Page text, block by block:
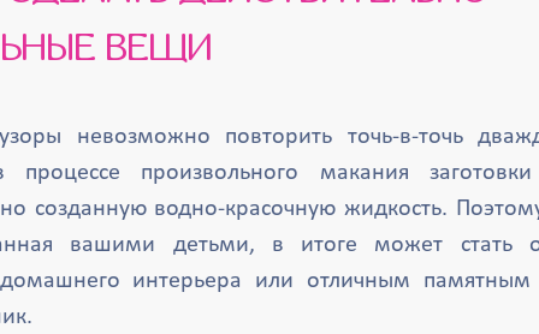
ВЕЩИ
невозможно повторить точь-в-точь
процессе произвольного макания
созданную водно-красочную жидкость.
вашими детьми, в итоге может стать
интерьера или отличным